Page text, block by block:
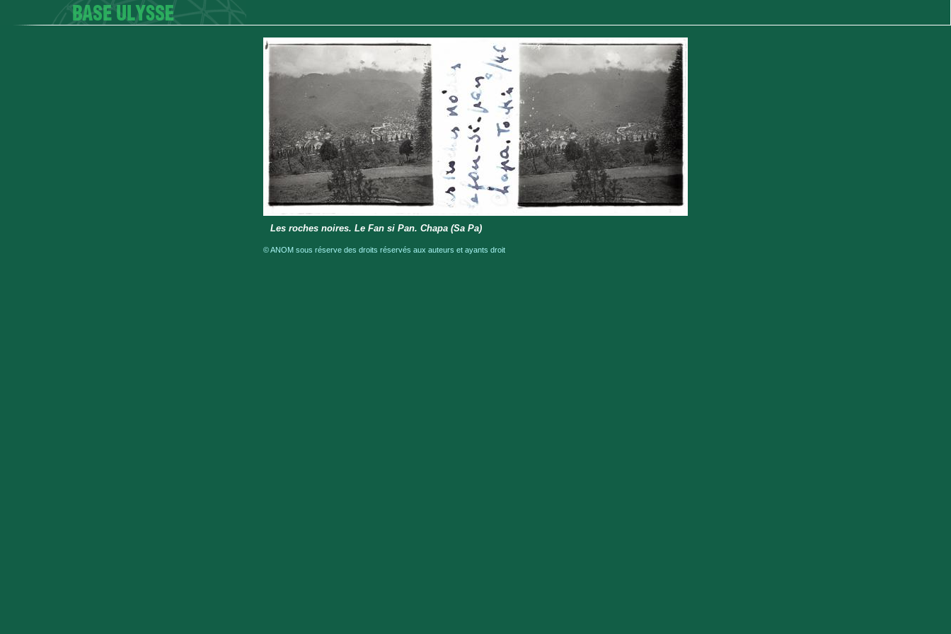
Les roches noires. Le Fan si Pan. Chapa (Sa Pa)
© ANOM sous réserve des droits réservés aux auteurs et ayants droit